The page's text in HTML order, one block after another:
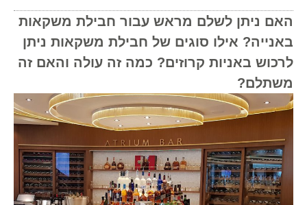
האם ניתן לשלם מראש עבור חבילת משקאות
באנייה? אילו סוגים של חבילת משקאות ניתן
לרכוש באניות קרוזים? כמה זה עולה והאם זה
משתלם?